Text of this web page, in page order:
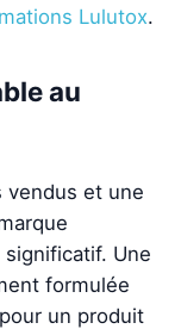
Lulutox.
au
vendus et une
Une
formulée
un produit